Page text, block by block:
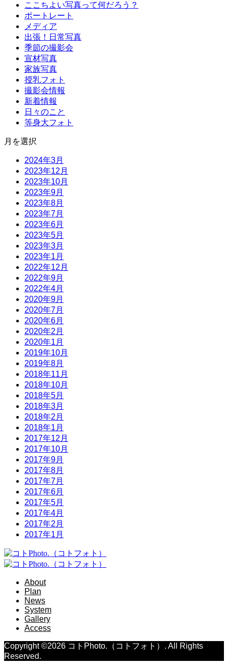
ここちよい写真って何だろう？
ポートレート
メディア
出張！日常写真
季節の撮影会
宣材写真
家族写真
授乳フォト
撮影会情報
新着情報
日々のこと
等身大フォト
月を選択
2024年3月
2023年12月
2023年10月
2023年9月
2023年8月
2023年7月
2023年6月
2023年5月
2023年3月
2023年1月
2022年12月
2022年9月
2022年4月
2020年9月
2020年7月
2020年6月
2020年2月
2020年1月
2019年10月
2019年8月
2018年11月
2018年10月
2018年5月
2018年3月
2018年2月
2018年1月
2017年12月
2017年10月
2017年9月
2017年8月
2017年7月
2017年6月
2017年5月
2017年4月
2017年2月
2017年1月
About
Plan
News
System
Gallery
Access
Copyright ©2026 コトPhoto.（コトフォト）. All Rights
Reserved.